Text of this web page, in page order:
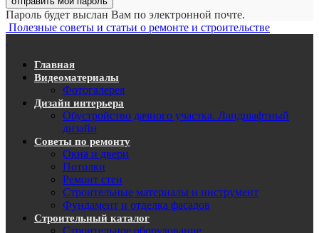
Пароль будет выслан Вам по электронной почте.
Полезные советы и статьи о ремонте и строительстве
Главная
Видеоматериалы
Фотогалерея
Дизайн интерьера
Обустройство дачного участка. Ландшафтный
дизайн
Советы по ремонту
Окна и двери
Потолки
Ремонт стен
Строительные материалы и инструмент
Фундамент и отделка фасадов
Строительный каталог
Строительное оборудование